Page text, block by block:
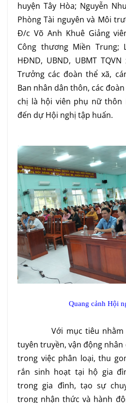
huyện Tây Hòa; Nguyễn
Phòng Tài nguyên và Môi
Đ/c Võ Anh Khuê Giảng
Công thương Miền Trung;
HĐND, UBND, UBMT
Trưởng các đoàn thể xã,
Ban nhân dân thôn, các
chị là hội viên phụ nữ thôn
đến dự Hội nghị tập huấn.
Quang cảnh Hội
Với mục tiêu
tuyên truyền, vận động nhân
trong việc phân loại, thu
rắn sinh hoạt tại hộ gia
trong gia đình, tạo sự
trong nhận thức và hành